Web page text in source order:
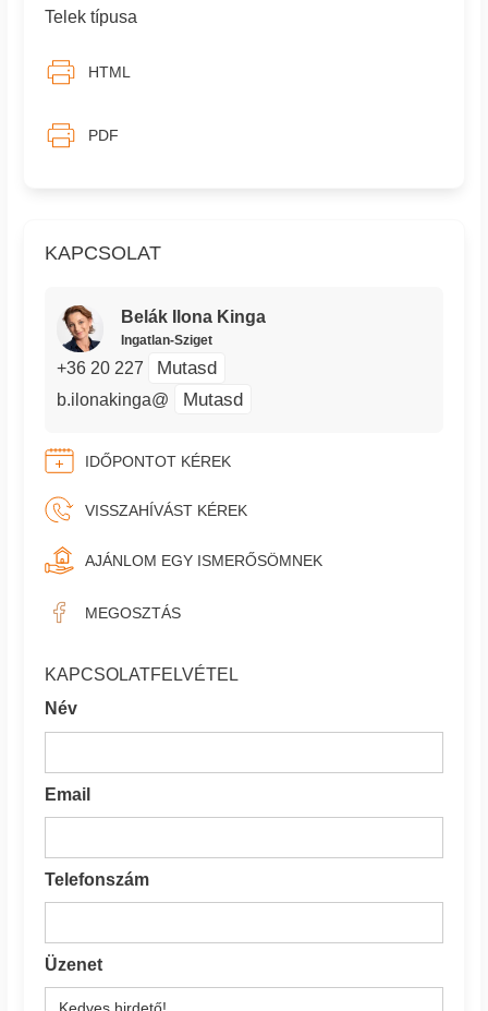
KAPCSOLAT
Belák Ilona Kinga
Ingatlan-Sziget
+36 20 227 Mutasd
b.ilonakinga@ Mutasd
IDŐPONTOT KÉREK
VISSZAHÍVÁST KÉREK
AJÁNLOM EGY ISMERŐSÖMNEK
MEGOSZTÁS
KAPCSOLATFELVÉTEL
Név
Email
Telefonszám
Üzenet
Telek típusa
HTML
PDF